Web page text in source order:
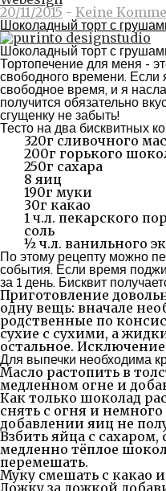
20/11/2015 - Keine
Шоколадный торт с
Шоколадный торт с
Тортопечение для меня -
свободного времени. Если
свободное время, и я
получится обязательно
сгущенку не забыть!
Тесто на два бисквитных
320г сливочного
200г горького
250г сахара
8 яиц
190г муки
30г какао
1 ч.л. пекарского
соль
½ ч.л. ванильного
По этому рецепту можно
события. Если время
за 1 день. Бисквит
Приготовление
одну вещь: вначале
родственные по
сухие с сухими, а
остальное.
Для выпечки необходима
Масло растопить в
медленном огне и
Как только шоколад
снять с огня и
добавлении яиц не
Взбить яйца с
медленно тёплое
перемешать.
Муку смешать с какао
Ложку за ложкой